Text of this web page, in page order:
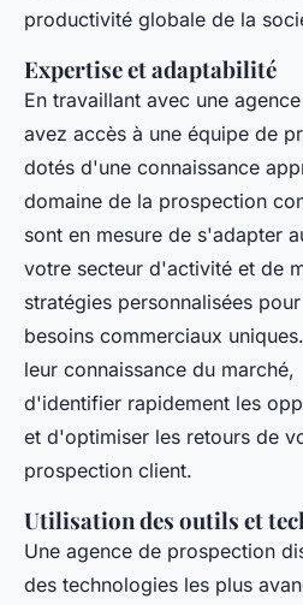
productivité globale de la
Expertise et adaptabilité
En travaillant avec une
avez accès à une équipe de
dotés d'une connaissance
domaine de la prospection
sont en mesure de s'adapter
votre secteur d'activité et de
stratégies personnalisées
besoins commerciaux
leur connaissance du
d'identifier rapidement les
et d'optimiser les retours de
prospection client.
Utilisation des outils et
Une agence de prospection
des technologies les plus